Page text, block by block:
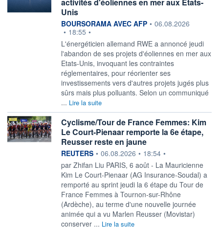
Unis
information fournie par
BOURSORAMA AVEC AFP • 06.08.2026
• 18:55 •
L'énergéticien allemand RWE a annoncé jeudi
l'abandon de ses projets d'éoliennes en mer aux
Etats-Unis, invoquant les contraintes
réglementaires, pour réorienter ses
investissements vers d'autres projets jugés plus
sûrs mais plus polluants. Selon un communiqué
... Lire la suite
Cyclisme/Tour de France Femmes: Kim
Le Court-Pienaar remporte la 6e étape,
Reusser reste en jaune
information fournie par
REUTERS • 06.08.2026 • 18:54 •
par Zhifan Liu PARIS, 6 août - La Mauricienne
Kim Le Court-Pienaar (AG ‌Insurance-Soudal) a
remporté au sprint jeudi la 6 étape du Tour de
France Femmes à Tournon-sur-Rhône
(Ardèche), au ​terme d'une nouvelle journée
animée qui a vu Marlen Reusser (Movistar)
conserver ... Lire la suite